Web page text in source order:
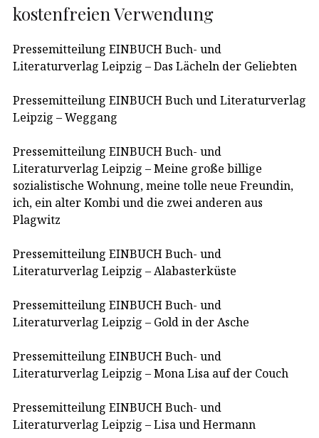
kostenfreien Verwendung
Pressemitteilung EINBUCH Buch- und
Literaturverlag Leipzig – Das Lächeln der Geliebten
Pressemitteilung EINBUCH Buch und Literaturverlag
Leipzig – Weggang
Pressemitteilung EINBUCH Buch- und
Literaturverlag Leipzig – Meine große billige
sozialistische Wohnung, meine tolle neue Freundin,
ich, ein alter Kombi und die zwei anderen aus
Plagwitz
Pressemitteilung EINBUCH Buch- und
Literaturverlag Leipzig – Alabasterküste
Pressemitteilung EINBUCH Buch- und
Literaturverlag Leipzig – Gold in der Asche
Pressemitteilung EINBUCH Buch- und
Literaturverlag Leipzig – Mona Lisa auf der Couch
Pressemitteilung EINBUCH Buch- und
Literaturverlag Leipzig – Lisa und Hermann